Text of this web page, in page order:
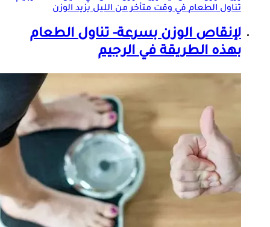
تناولالطعامفي وقت متأخر من الليل يزيد الوزن
لإنقاص الوزن بسرعة- تناولالطعام
بهذه الطريقة في الرجيم